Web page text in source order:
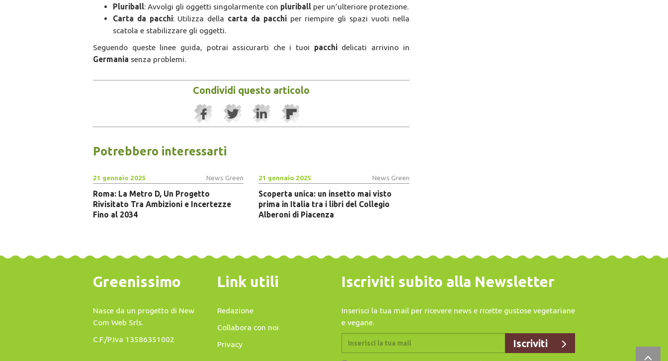
Pluriball: Avvolgi gli oggetti singolarmente con pluriball per un’ulteriore protezione.
Carta da pacchi: Utilizza della carta da pacchiper riempire gli spazi vuoti nella
scatola e stabilizzare gli oggetti.
Seguendo queste linee guida, potrai assicurarti che i tuoi pacchidelicati arrivino in
Germania senza problemi.
Condividi questo articolo
Potrebbero interessarti
21 gennaio 2025 News Green
Roma: La Metro D, Un Progetto
Rivisitato Tra Ambizioni e Incertezze
Fino al 2034
21 gennaio 2025 News Green
Scoperta unica: un insetto mai visto
prima in Italia tra i libri del Collegio
Alberoni di Piacenza
Greenissimo
Nasce da un progetto di New
Com Web Srls.
C.F./P.Iva 13586351002
Link utili
Redazione
Collabora con noi
Privacy
Iscriviti subito alla Newsletter
Inserisci la tua mail per ricevere news e ricette gustose vegetariane
e vegane.